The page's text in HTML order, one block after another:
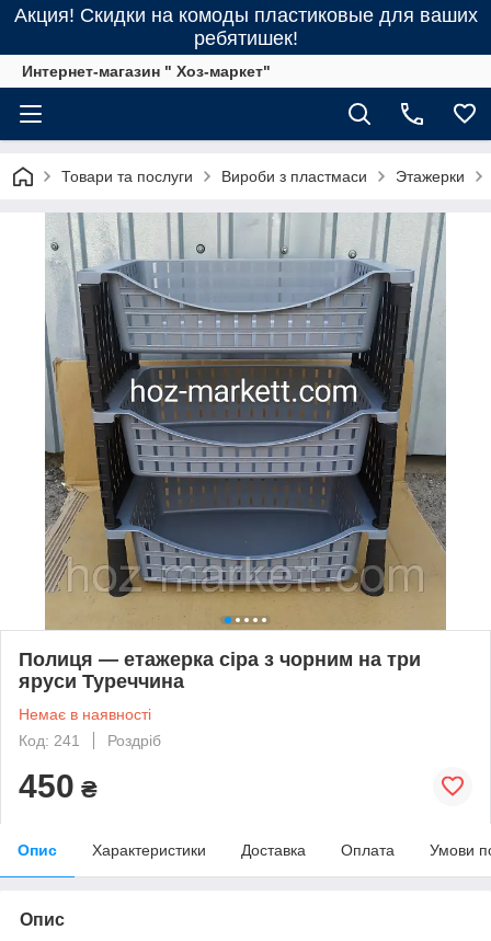
Акция! Скидки на комоды пластиковые для ваших
ребятишек!
Интернет-магазин " Хоз-маркет"
Товари та послуги Вироби з пластмаси Этажерки
Полиця — етажерка сіра з чорним на три
яруси Туреччина
Немає в наявності
Код: 241
Роздріб
450 ₴
Опис Характеристики Доставка Оплата Умови
Опис